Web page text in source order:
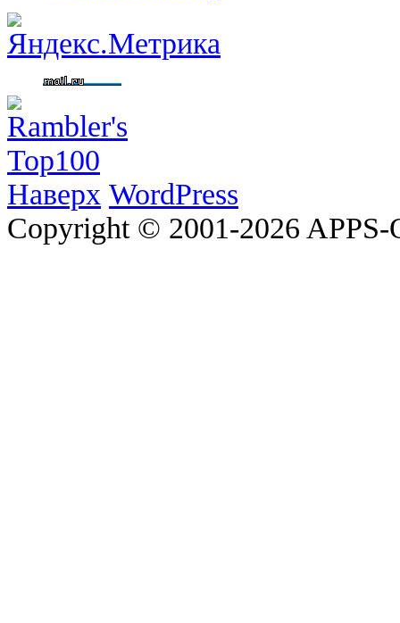
Наверх WordPress
Copyright © 2001-2026